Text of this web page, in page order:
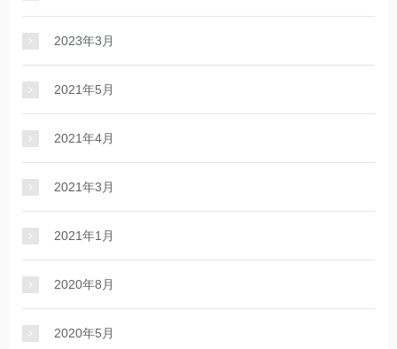
2023年3月
2021年5月
2021年4月
2021年3月
2021年1月
2020年8月
2020年5月